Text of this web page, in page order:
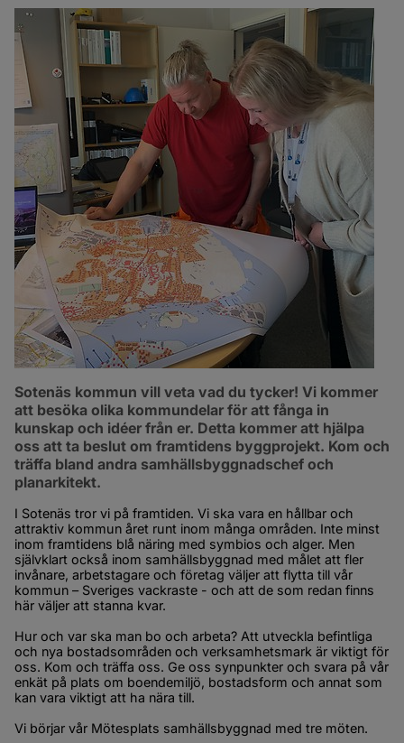
Sotenäs kommun vill veta vad du tycker! Vi kommer
att besöka olika kommundelar för att fånga in
kunskap och idéer från er. Detta kommer att hjälpa
oss att ta beslut om framtidens byggprojekt. Kom och
träffa bland andra samhällsbyggnadschef och
planarkitekt.
I Sotenäs tror vi på framtiden. Vi ska vara en hållbar och
attraktiv kommun året runt inom många områden. Inte minst
inom framtidens blå näring med symbios och alger. Men
självklart också inom samhällsbyggnad med målet att fler
invånare, arbetstagare och företag väljer att flytta till vår
kommun – Sveriges vackraste - och att de som redan finns
här väljer att stanna kvar.
Hur och var ska man bo och arbeta? Att utveckla befintliga
och nya bostadsområden och verksamhetsmark är viktigt för
oss. Kom och träffa oss. Ge oss synpunkter och svara på vår
enkät på plats om boendemiljö, bostadsform och annat som
kan vara viktigt att ha nära till.
Vi börjar vår Mötesplats samhällsbyggnad med tre möten.